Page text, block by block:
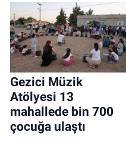
Gezici Müzik
Atölyesi 13
mahallede bin 700
çocuğa ulaştı